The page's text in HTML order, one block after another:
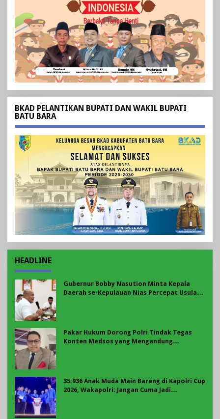
BKAD PELANTIKAN BUPATI DAN WAKIL BUPATI
BATU BARA
HEADLINE
Gubernur Bobby Nasution Minta Kepala
Daerah se-Kepulauan Nias Percepat Usulan
Pakar Hukum Dorong Polri Tindak Tegas
Konten Medsos yang Mengandung
35.936 Anak Muda Main Bareng di Kapolri Cup
2026, Wakapolri: Jangan Cuma Jadi